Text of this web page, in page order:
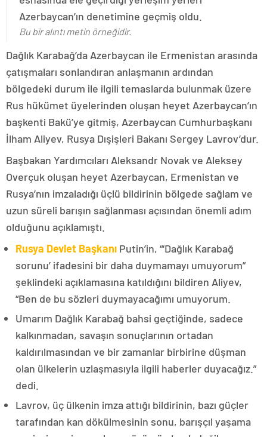
Azerbaycan’ın denetimine geçmiş oldu.
Bu bir alıntı metin örneğidir.
Dağlık Karabağ’da Azerbaycan ile Ermenistan arasında
çatışmaları sonlandıran anlaşmanın ardından
bölgedeki durum ile ilgili temaslarda bulunmak üzere
Rus hükümet üyelerinden oluşan heyet Azerbaycan’ın
başkenti Bakü’ye gitmiş, Azerbaycan Cumhurbaşkanı
İlham Aliyev, Rusya Dışişleri Bakanı Sergey Lavrov’dur.
Başbakan Yardımcıları Aleksandr Novak ve Aleksey
Overçuk oluşan heyet Azerbaycan, Ermenistan ve
Rusya’nın imzaladığı üçlü bildirinin bölgede sağlam ve
uzun süreli barışın sağlanması açısından önemli adım
olduğunu açıklamıştı.
Rusya Devlet Başkanı Putin’in, “‘Dağlık Karabağ
sorunu’ ifadesini bir daha duymamayı umuyorum”
şeklindeki açıklamasına katıldığını bildiren Aliyev,
“Ben de bu sözleri duymayacağımı umuyorum.
Umarım Dağlık Karabağ bahsi geçtiğinde, sadece
kalkınmadan, savaşın sonuçlarının ortadan
kaldırılmasından ve bir zamanlar birbirine düşman
olan ülkelerin uzlaşmasıyla ilgili haberler duyacağız.”
dedi.
Lavrov, üç ülkenin imza attığı bildirinin, bazı güçler
tarafından kan dökülmesinin sonu, barışçıl yaşama